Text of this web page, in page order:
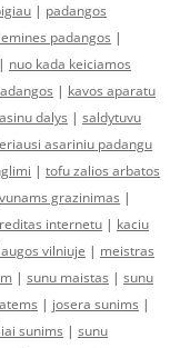
| padangos
padangos |
| nuo kada keiciamos
| kavos aparatu
dalys | saldytuvu
asariniu padangu
| tofu zalios arbatos
grazinimas |
internetu | kaciu
vilniuje | meistras
| sunu maistas | sunu
| josera sunims |
sunims | sunu